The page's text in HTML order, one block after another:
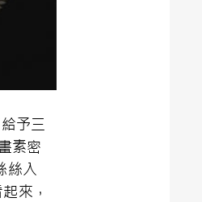
予三
素密
絲入
來，